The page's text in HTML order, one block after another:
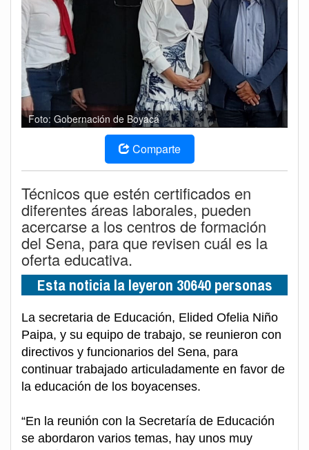
Foto: Gobernación de Boyacá
Comparte
Técnicos que estén certificados en
diferentes áreas laborales, pueden
acercarse a los centros de formación
del Sena, para que revisen cuál es la
oferta educativa.
Esta noticia la leyeron 30640 personas
La secretaria de Educación, Elided Ofelia Niño
Paipa, y su equipo de trabajo, se reunieron con
directivos y funcionarios del Sena, para
continuar trabajado articuladamente en favor de
la educación de los boyacenses.
“En la reunión con la Secretaría de Educación
se abordaron varios temas, hay unos muy